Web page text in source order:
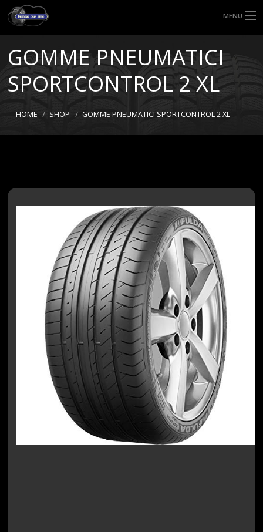
MENU
TIPI DI GOMME
GOMME PNEUMATICI
SPORTCONTROL 2 XL
HOME SHOP GOMME PNEUMATICI SPORTCONTROL 2 XL